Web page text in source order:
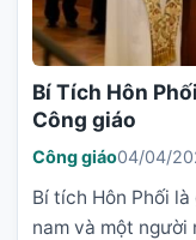
Bí Tích Hôn
Công giáo
Công giáo04/04/
Bí tích Hôn Phối
nam và một người